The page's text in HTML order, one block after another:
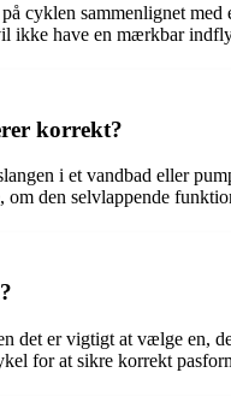
cyklen sammenlignet
ikke have en mærkbar
korrekt?
i et vandbad eller
om den selvlappende
det er vigtigt at vælge en,
for at sikre korrekt